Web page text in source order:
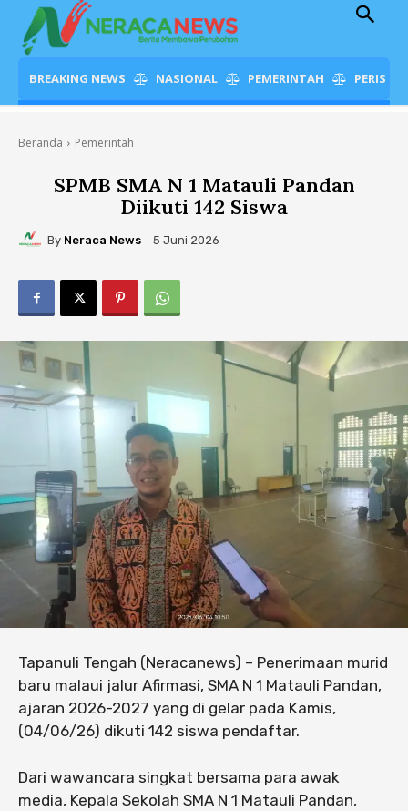
BREAKING NEWS NASIONAL PEMERINTAH
Beranda Pemerintah
SPMB SMA N 1 Matauli Pandan
Diikuti 142 Siswa
By Neraca News 5 Juni 2026
Tapanuli Tengah (Neracanews) – Penerimaan murid
baru malaui jalur Afirmasi, SMA N 1 Matauli Pandan,
ajaran 2026-2027 yang di gelar pada Kamis,
(04/06/26) dikuti 142 siswa pendaftar.
Dari wawancara singkat bersama para awak
media, Kepala Sekolah SMA N 1 Matauli Pandan,